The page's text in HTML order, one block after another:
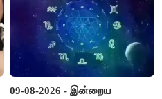
09-08-2026 - இன்றைய